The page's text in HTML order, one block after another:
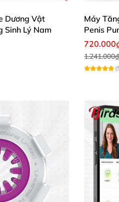
trội của Size Master
Pro là thiết bị hỗ trợ
lẫn chuyện chăn gối nhờ
không đau đớn hay gây
Dương Vật
Sinh Lý Nam
Máy
Penis
1.241.000₫